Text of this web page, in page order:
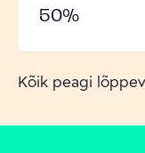
50%
Kõik peagi